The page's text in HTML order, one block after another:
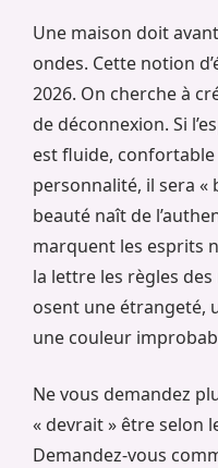
Une maison doit
ondes. Cette notion
2026. On cherche à
de déconnexion. Si
est fluide, confortable
personnalité, il sera «
beauté naît de
marquent les esprits
la lettre les règles
osent une étrangeté,
une couleur
Ne vous demandez
« devrait » être selon
Demandez-vous